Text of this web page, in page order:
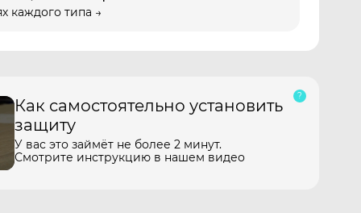
каждого типа →
Как самостоятельно установить
защиту
У вас это займёт не более 2 минут.
Смотрите инструкцию в нашем видео